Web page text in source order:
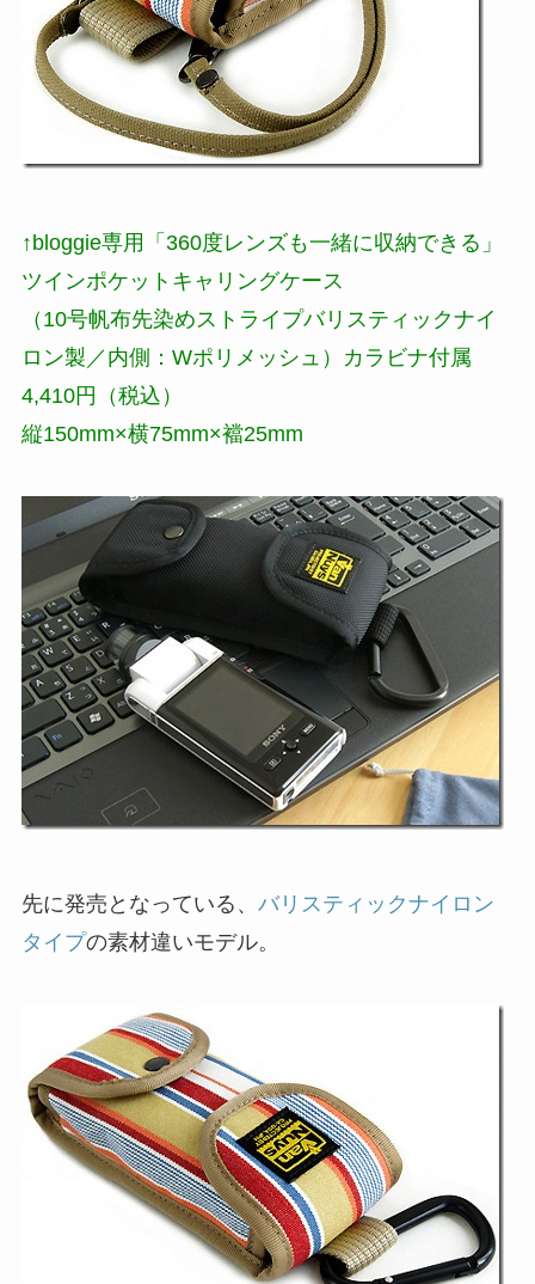
↑bloggie専用「360度レンズも一緒に収納できる」
ツインポケットキャリングケース
（10号帆布先染めストライプバリスティックナイ
ロン製／内側：Wポリメッシュ）カラビナ付属
4,410円（税込）
縦150mm×横75mm×襠25mm
先に発売となっている、 バリスティックナイロン
タイプの素材違いモデル。